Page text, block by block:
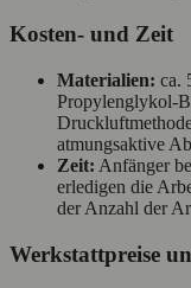
Kosten- und Zeit
Materialien: ca.
atmungsaktive
Zeit: Anfänger
erledigen die
der Anzahl der
Werkstattpreise